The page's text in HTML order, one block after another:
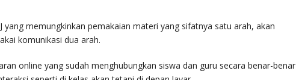
yang memungkinkan pemakaian materi yang sifatnya satu arah, akan
komunikasi dua arah.
online yang sudah menghubungkan siswa dan guru secara benar-benar